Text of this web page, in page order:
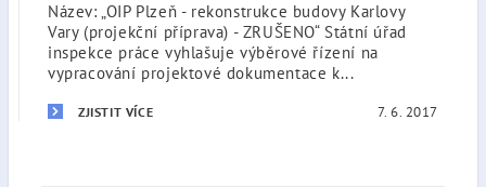
Název: „OIP Plzeň - rekonstrukce budovy Karlovy
Vary (projekční příprava) - ZRUŠENO“ Státní úřad
inspekce práce vyhlašuje výběrové řízení na
vypracování projektové dokumentace k...
ZJISTIT VÍCE 7. 6. 2017